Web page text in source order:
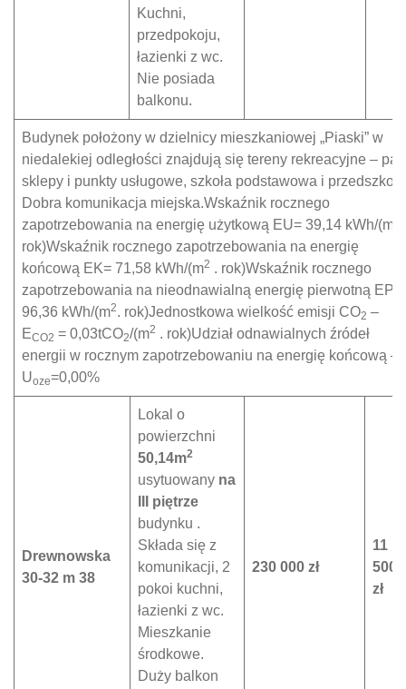
Kuchni,
przedpokoju,
łazienki z wc.
Nie posiada
balkonu.
Budynek położony w dzielnicy mieszkaniowej „Piaski” w
niedalekiej odległości znajdują się tereny rekreacyjne –
sklepy i punkty usługowe, szkoła podstawowa i
Dobra komunikacja miejska.Wskaźnik rocznego
zapotrzebowania na energię użytkową EU= 39,14 kWh/(m
rok)Wskaźnik rocznego zapotrzebowania na energię
końcową EK= 71,58 kWh/(m2 . rok)Wskaźnik rocznego
zapotrzebowania na nieodnawialną energię pierwotną EP=
96,36 kWh/(m2. rok)Jednostkowa wielkość emisji CO2 –
ECO2 = 0,03tCO2/(m2 . rok)Udział odnawialnych źródeł
energii w rocznym zapotrzebowaniu na energię końcową –
Uoze=0,00%
Drewnowska
30-32 m 38
Lokal o
powierzchni
50,14m2
usytuowany na
III piętrze
budynku .
Składa się z
komunikacji, 2
pokoi kuchni,
łazienki z wc.
Mieszkanie
środkowe.
Duży balkon
230 000 zł
11
500
zł